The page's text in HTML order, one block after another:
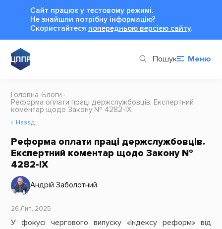
Сайт працює у тестовому режимі.
Не знайшли потрібну інформацію?
Cкористайтеся попередньою версією сайту.
Пошук Меню
Головна Блоги
Реформа оплати праці держслужбовців. Експертний
коментар щодо Закону № 4282-ІХ
Назад
Реформа оплати праці держслужбовців.
Експертний коментар щодо Закону №
4282-ІХ
Андрій Заболотний
26 Лип, 2025
У фокусі чергового випуску «Індексу реформ» від